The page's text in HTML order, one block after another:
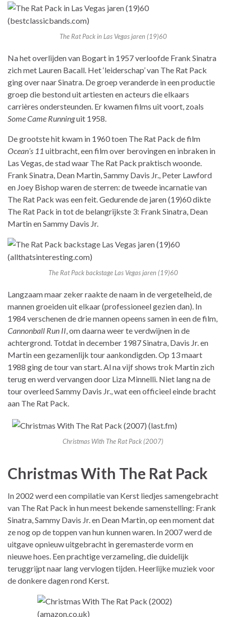
The Rat Pack in Las Vegas jaren (19)60
Na het overlijden van Bogart in 1957 verloofde Frank Sinatra
zich met Lauren Bacall. Het ‘leiderschap’ van The Rat Pack
ging over naar Sinatra. De groep veranderde in een productie
groep die bestond uit artiesten en acteurs die elkaars
carrières ondersteunden. Er kwamen films uit voort, zoals
Some Came Runninguit 1958.
De grootste hit kwam in 1960 toen The Rat Pack de film
Ocean’s 11 uitbracht, een film over berovingen en inbraken in
Las Vegas, de stad waar The Rat Pack praktisch woonde.
Frank Sinatra, Dean Martin, Sammy Davis Jr., Peter Lawford
en Joey Bishop waren de sterren: de tweede incarnatie van
The Rat Pack was een feit. Gedurende de jaren (19)60 dikte
The Rat Pack in tot de belangrijkste 3: Frank Sinatra, Dean
Martin en Sammy Davis Jr.
The Rat Pack backstage Las Vegas jaren (19)60
Langzaam maar zeker raakte de naam in de vergetelheid, de
mannen groeiden uit elkaar (professioneel gezien dan). In
1984 verschenen de drie mannen opeens samen in een de film,
Cannonball Run II, om daarna weer te verdwijnen in de
achtergrond. Totdat in december 1987 Sinatra, Davis Jr. en
Martin een gezamenlijk tour aankondigden. Op 13 maart
1988 ging de tour van start. Al na vijf shows trok Martin zich
terug en werd vervangen door Liza Minnelli. Niet lang na de
tour overleed Sammy Davis Jr., wat een officieel einde bracht
aan The Rat Pack.
Christmas With The Rat Pack (2007)
Christmas With The Rat Pack
In 2002 werd een compilatie van Kerst liedjes samengebracht
van The Rat Pack in hun meest bekende samenstelling: Frank
Sinatra, Sammy Davis Jr. en Dean Martin, op een moment dat
ze nog op de toppen van hun kunnen waren. In 2007 werd de
uitgave opnieuw uitgebracht in geremasterde vorm en
nieuwe hoes. Een prachtige verzameling, die duidelijk
teruggrijpt naar lang vervlogen tijden. Heerlijke muziek voor
de donkere dagen rond Kerst.